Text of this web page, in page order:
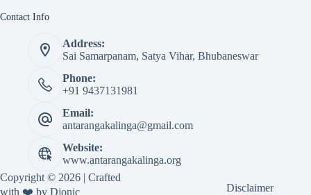
Contact Info
Address:
Sai Samarpanam, Satya Vihar, Bhubaneswar
Phone:
+91 9437131981
Email:
antarangakalinga@gmail.com
Website:
www.antarangakalinga.org
Copyright © 2026 | Crafted
with ❤️ by Djonic Disclaimer